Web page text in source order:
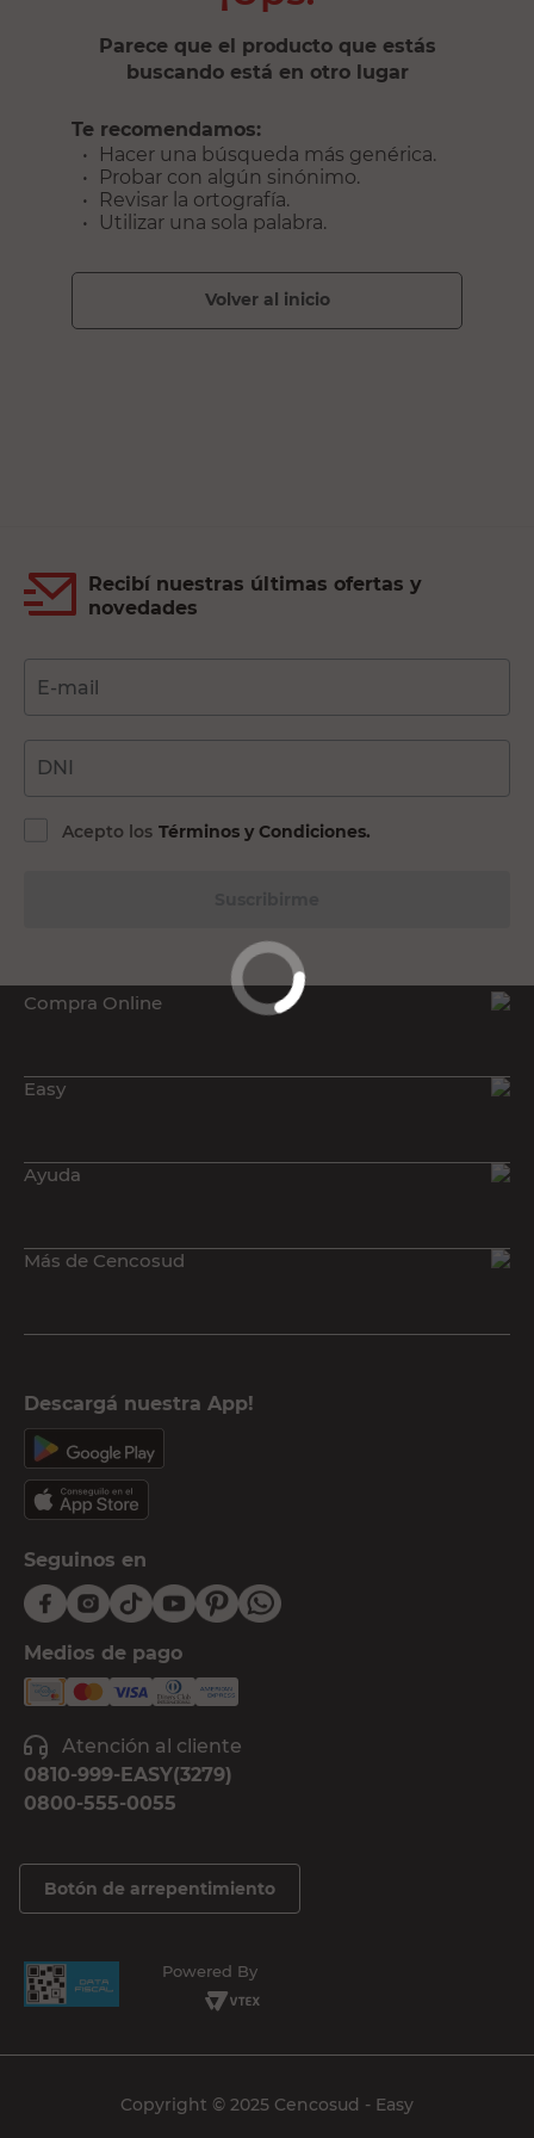
Parece que el producto que estás
buscando está en otro lugar
Te recomendamos:
Hacer una búsqueda más genérica.
Probar con algún sinónimo.
Revisar la ortografía.
Utilizar una sola palabra.
volver al inicio
Recibí nuestras últimas ofertas y
novedades
E-mail
DNI
Acepto los Términos y Condiciones.
Compra Online
Easy
Ayuda
Más de Cencosud
Descargá nuestra App!
Seguinos en
Medios de pago
Atención al cliente
0810-999-EASY(3279)
0800-555-0055
Botón de arrepentimiento
Powered By
Copyright © 2025 Cencosud - Easy